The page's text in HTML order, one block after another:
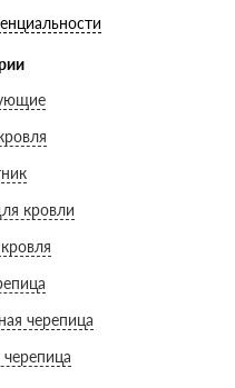
кровли
черепица